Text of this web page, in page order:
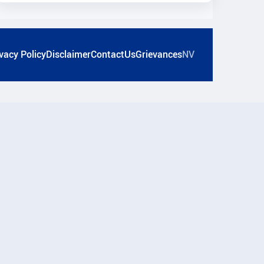
PolicyDisclaimerContactUsGrievancesNV